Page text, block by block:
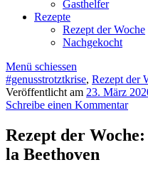
Gasthelfer
Rezepte
Rezept der Woche
Nachgekocht
Menü schiessen
#genusstrotztkrise, Rezept der
Veröffentlicht am 23. März
Schreibe einen Kommentar
Rezept der
la Beethoven